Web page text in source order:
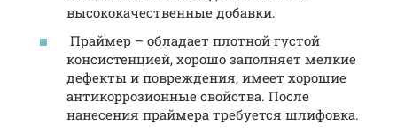
высококачественные добавки.
Праймер – обладает плотной густой
консистенцией, хорошо заполняет мелкие
дефекты и повреждения, имеет хорошие
антикоррозионные свойства. После
нанесения праймера требуется шлифовка.